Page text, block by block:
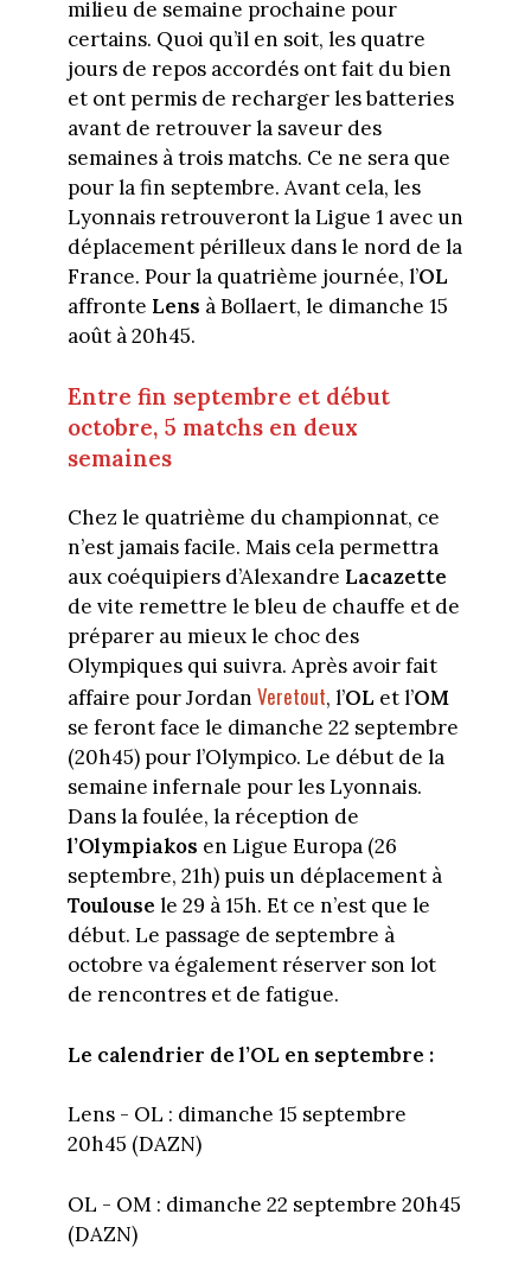
milieu de semaine prochaine pour
certains. Quoi qu’il en soit, les quatre
jours de repos accordés ont fait du bien
et ont permis de recharger les batteries
avant de retrouver la saveur des
semaines à trois matchs. Ce ne sera que
pour la fin septembre. Avant cela, les
Lyonnais retrouveront la Ligue 1 avec un
déplacement périlleux dans le nord de la
France. Pour la quatrième journée, l’OL
affronte Lens à Bollaert, le dimanche 15
août à 20h45.
Entre fin septembre et début
octobre, 5 matchs en deux
semaines
Chez le quatrième du championnat, ce
n’est jamais facile. Mais cela permettra
aux coéquipiers d’Alexandre Lacazette
de vite remettre le bleu de chauffe et de
préparer au mieux le choc des
Olympiques qui suivra. Après avoir fait
affaire pour Jordan Veretout, l’OL et l’OM
se feront face le dimanche 22 septembre
(20h45) pour l’Olympico. Le début de la
semaine infernale pour les Lyonnais.
Dans la foulée, la réception de
l’Olympiakos en Ligue Europa (26
septembre, 21h) puis un déplacement à
Toulouse le 29 à 15h. Et ce n’est que le
début. Le passage de septembre à
octobre va également réserver son lot
de rencontres et de fatigue.
Le calendrier de l’OL en septembre :
Lens - OL : dimanche 15 septembre
20h45 (DAZN)
OL - OM : dimanche 22 septembre 20h45
(DAZN)